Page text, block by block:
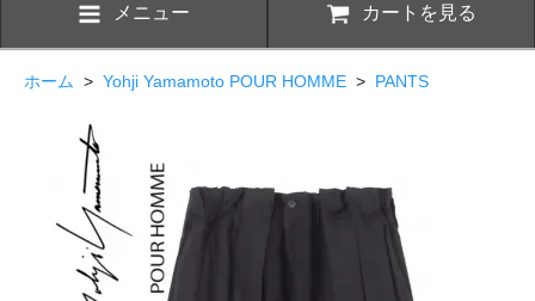
メニュー カートを見る
ホーム > Yohji Yamamoto POUR HOMME > PANTS